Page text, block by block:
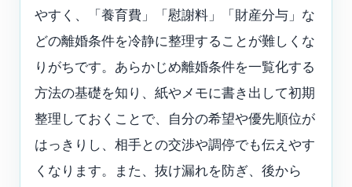
やすく、「養育費」「慰謝料」「財産分与」な
どの離婚条件を冷静に整理することが難しくな
りがちです。あらかじめ離婚条件を一覧化する
方法の基礎を知り、紙やメモに書き出して初期
整理しておくことで、自分の希望や優先順位が
はっきりし、相手との交渉や調停でも伝えやす
くなります。また、抜け漏れを防ぎ、後から